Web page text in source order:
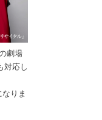
劇場
対応し
りま